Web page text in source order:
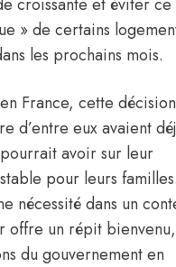
» de certains
les prochains mois.
France, cette
d’entre eux avaient
pourrait avoir sur leur
pour leurs familles.
nécessité dans un
offre un répit bienvenu,
du gouvernement en